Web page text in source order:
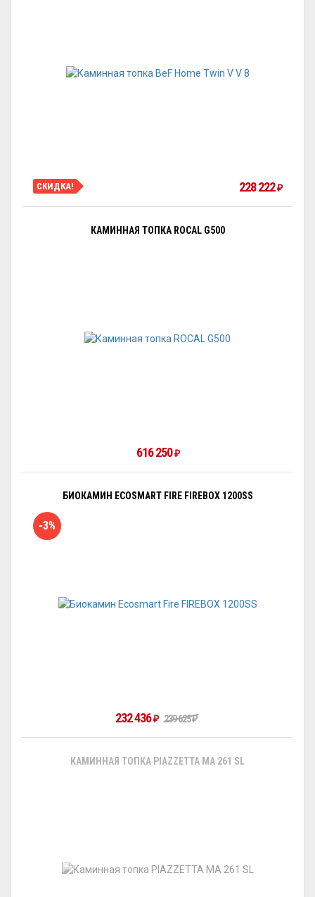
СКИДКА! 228 222₽
КАМИННАЯ ТОПКА ROCAL G500
616 250₽
БИОКАМИН ECOSMART FIRE FIREBOX 1200SS
-3%
232 436₽ 239 625₽
КАМИННАЯ ТОПКА PIAZZETTA MA 261 SL